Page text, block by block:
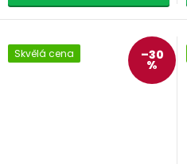
Skvělá cena –30
%